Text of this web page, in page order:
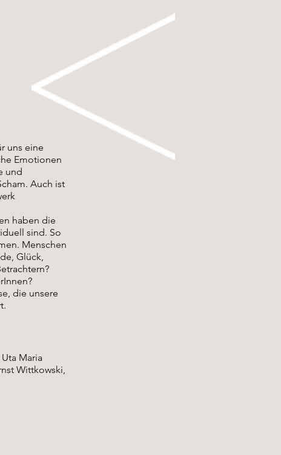
uns eine
Emotionen
und
Auch ist
haben die
sind. So
Menschen
Glück,
die unsere
Maria
Wittkowski,